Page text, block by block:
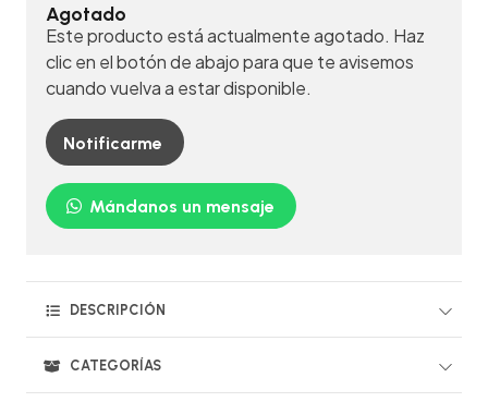
Agotado
Este producto está actualmente agotado. Haz
clic en el botón de abajo para que te avisemos
cuando vuelva a estar disponible.
Notificarme
Mándanos un mensaje
DESCRIPCIÓN
CATEGORÍAS